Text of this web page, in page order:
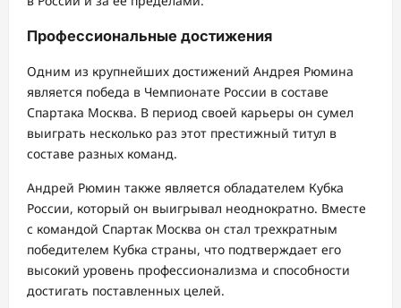
Профессиональные достижения
Одним из крупнейших достижений Андрея Рюмина
является победа в Чемпионате России в составе
Спартака Москва. В период своей карьеры он сумел
выиграть несколько раз этот престижный титул в
составе разных команд.
Андрей Рюмин также является обладателем Кубка
России, который он выигрывал неоднократно. Вместе
с командой Спартак Москва он стал трехкратным
победителем Кубка страны, что подтверждает его
высокий уровень профессионализма и способности
достигать поставленных целей.